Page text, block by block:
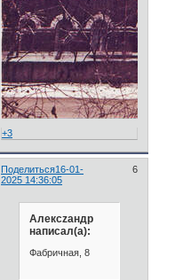
+3
Поделиться 6
16-01-
2025 14:36:05
Алексzандр
написал(а):
Фабричная, 8